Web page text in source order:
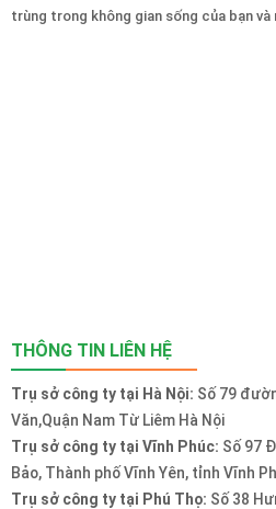
trùng trong không gian sống của bạn và
THÔNG TIN LIÊN HỆ
Trụ sở công ty tại Hà Nội: Số 79
Văn,Quận Nam Từ Liêm Hà Nội
Trụ sở công ty tại Vĩnh Phúc: Số 97
Bảo, Thành phố Vĩnh Yên, tỉnh Vĩnh
Trụ sở công ty tại Phú Thọ: Số 38